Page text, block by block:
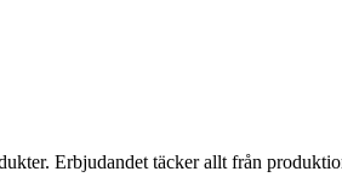
Erbjudandet täcker allt från